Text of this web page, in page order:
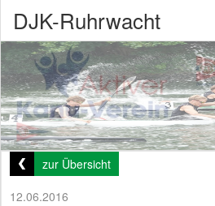
DJK-Ruhrwacht
zur Übersicht
12.06.2016